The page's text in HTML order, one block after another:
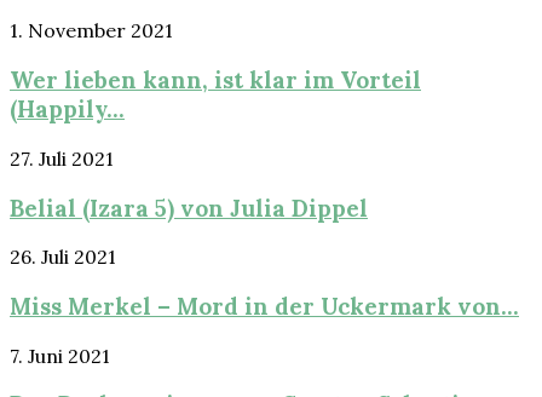
1. November 2021
Wer lieben kann, ist klar im Vorteil
(Happily...
27. Juli 2021
Belial (Izara 5) von Julia Dippel
26. Juli 2021
Miss Merkel – Mord in der Uckermark von...
7. Juni 2021